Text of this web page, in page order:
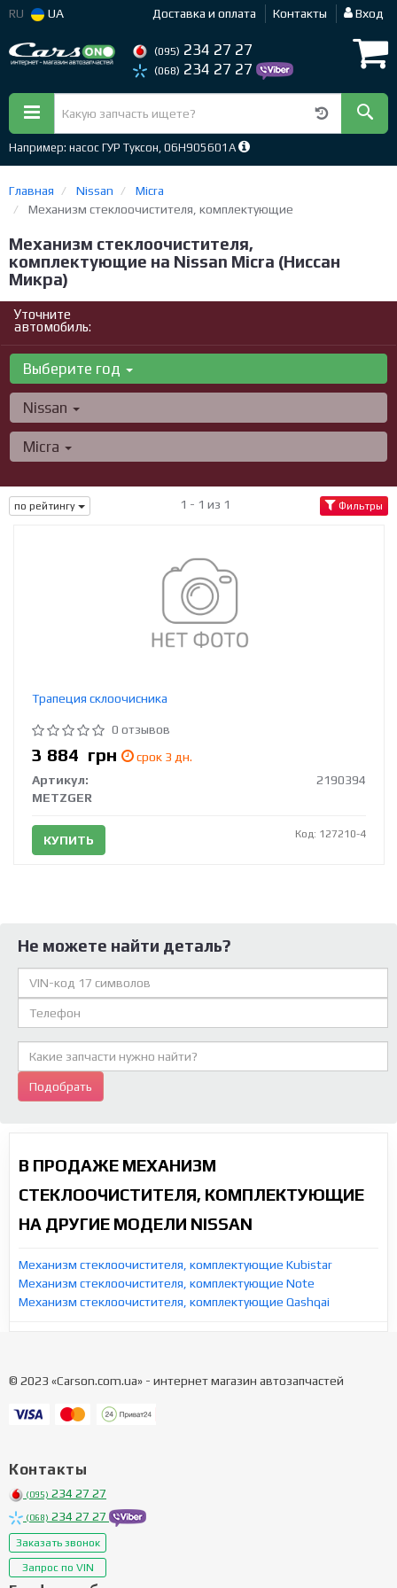
RU UA Доставка и оплата Контакты Вход
(095) 234 27 27
(068) 234 27 27
Например: насос ГУР Туксон, 06H905601A
Главная Nissan
Micra
Механизм стеклоочистителя, комплектующие
Механизм стеклоочистителя,
комплектующие на Nissan Micra (Ниссан
Микра)
Уточните
автомобиль:
Выберите год
Nissan
Micra
по рейтингу 1 - 1 из 1 Фильтры
Трапеция склоочисника
0 отзывов
3 884 грн
срок 3 дн.
Артикул:
2190394
METZGER
КУПИТЬ Код: 127210-4
Не можете найти деталь?
Подобрать
В ПРОДАЖЕ МЕХАНИЗМ
СТЕКЛООЧИСТИТЕЛЯ, КОМПЛЕКТУЮЩИЕ
НА ДРУГИЕ МОДЕЛИ NISSAN
Механизм стеклоочистителя, комплектующие Kubistar
Механизм стеклоочистителя, комплектующие Note
Механизм стеклоочистителя, комплектующие Qashqai
© 2023 «Carson.com.ua» - интернет магазин автозапчастей
Контакты
(095) 234 27 27
(068) 234 27 27
Заказать звонок
Запрос по VIN